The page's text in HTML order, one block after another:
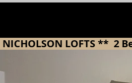
NICHOLSON LOFTS **  2